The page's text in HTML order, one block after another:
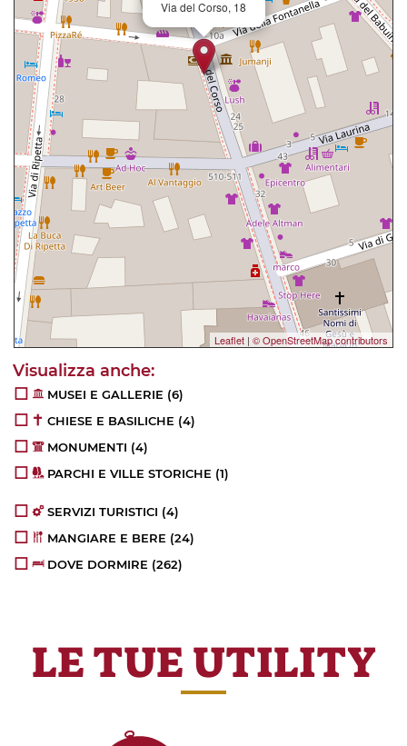
Via del Corso, 18
Leaflet | © OpenStreetMap contributors
MUSEI E GALLERIE (6)
CHIESE E BASILICHE (4)
MONUMENTI (4)
PARCHI E VILLE STORICHE (1)
SERVIZI TURISTICI (4)
MANGIARE E BERE (24)
DOVE DORMIRE (262)
LE TUE UTILITY